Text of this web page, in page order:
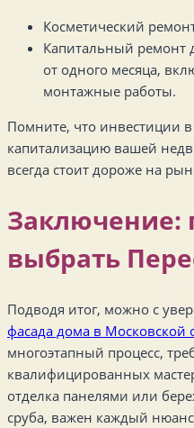
Косметический
Капитальный ремонт
от одного месяца,
монтажные работы.
Помните, что инвестиции
капитализацию вашей
всегда стоит дороже на
Заключение:
выбрать
Подводя итог, можно с
фасада дома в Московской
многоэтапный процесс,
квалифицированных
отделка панелями или
сруба, важен каждый